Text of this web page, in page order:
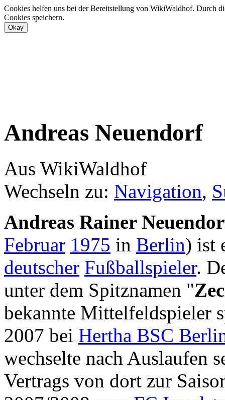
Cookies helfen uns bei der Bereitstellung von WikiWaldhof. Durch
Cookies speichern.
Andreas Neuendorf
Aus WikiWaldhof
Wechseln zu: Navigation,
Andreas Rainer
Februar 1975 in Berlin) ist
deutscher Fußballspieler.
unter dem Spitznamen "
bekannte Mittelfeldspieler
2007 bei Hertha BSC
wechselte nach Auslaufen
Vertrags von dort zur